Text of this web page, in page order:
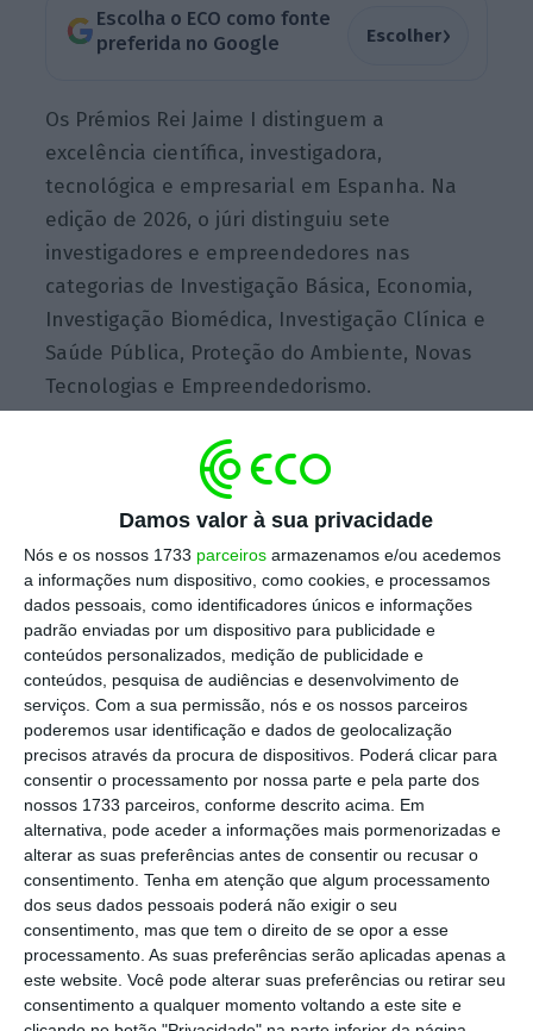
Damos valor à sua privacidade
Nós e os nossos 1733 parceiros armazenamos e/ou acedemos
a informações num dispositivo, como cookies, e processamos
dados pessoais, como identificadores únicos e informações
padrão enviadas por um dispositivo para publicidade e
conteúdos personalizados, medição de publicidade e
conteúdos, pesquisa de audiências e desenvolvimento de
serviços. Com a sua permissão, nós e os nossos parceiros
poderemos usar identificação e dados de geolocalização
precisos através da procura de dispositivos. Poderá clicar para
consentir o processamento por nossa parte e pela parte dos
nossos 1733 parceiros, conforme descrito acima. Em
alternativa, pode aceder a informações mais pormenorizadas e
alterar as suas preferências antes de consentir ou recusar o
consentimento. Tenha em atenção que algum processamento
dos seus dados pessoais poderá não exigir o seu
consentimento, mas que tem o direito de se opor a esse
processamento. As suas preferências serão aplicadas apenas a
este website. Você pode alterar suas preferências ou retirar seu
consentimento a qualquer momento voltando a este site e
Escolha o ECO como fonte
preferida no Google
Escolher›
Os Prémios Rei Jaime I distinguem a
excelência científica, investigadora,
tecnológica e empresarial em Espanha. Na
edição de 2026, o júri distinguiu sete
investigadores e empreendedores nas
categorias de Investigação Básica, Economia,
Investigação Biomédica, Investigação Clínica e
Saúde Pública, Proteção do Ambiente, Novas
Tecnologias e Empreendedorismo.
O júri premiou o doutor Ibáñez pelas suas
contribuições para a melhoria dos cuidados
cardíacas, através do desenvolvimento de
ensaios clínicos fundamentais para o
tratamento da cardiopatia isquémica e da
insuficiência cardíaca, bem como pela sua
atividade de investigação na prevenção e
tratamento das doenças cardiovasculares.
Este reconhecimento destaca um percurso
centrado na transferência do conhecimento
gerado em laboratório para a prática clínica,
com o objetivo de melhorar a prevenção e o
tratamento das doenças cardiovasculares. O
seu trabalho combina investigação básica,
inovação tecnológica e ensaios clínicos